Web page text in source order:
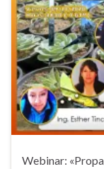
Webinar: